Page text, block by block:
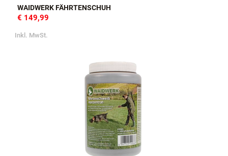
WAIDWERK FÄHRTENSCHUH
€ 149,99
Inkl. MwSt.